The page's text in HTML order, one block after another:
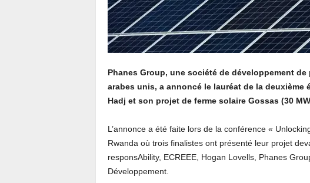
Phanes Group, une société de développement
arabes unis, a annoncé le lauréat de la
Hadj et son projet de ferme solaire Gossas (30
L’annonce a été faite lors de la conférence «
Rwanda où trois finalistes ont présenté leur projet
responsAbility, ECREEE, Hogan Lovells, Phanes
Développement.